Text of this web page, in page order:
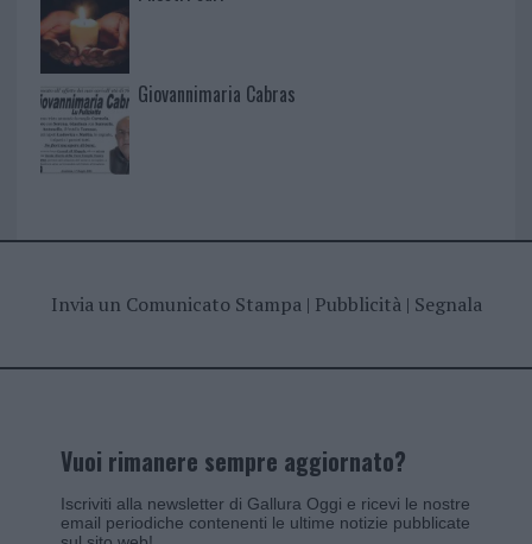
Giovannimaria Cabras
Invia un Comunicato Stampa| Pubblicità| Segnala
Vuoi rimanere sempre aggiornato?
Iscriviti alla newsletter di Gallura Oggi e ricevi le nostre
email periodiche contenenti le ultime notizie pubblicate